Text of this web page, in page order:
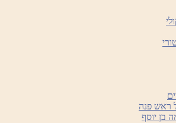
ראש פנה
בן יוסף